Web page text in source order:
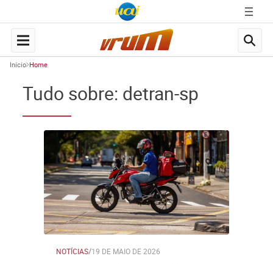
Início Home
Tudo sobre: detran-sp
NOTÍCIAS/19 DE MAIO DE 2026